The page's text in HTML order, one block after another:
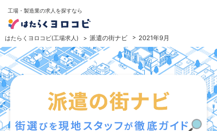
工場・製造業の求人を探すなら
はたらくヨロコビ(工場求人) 派遣の街ナビ 2021年9月